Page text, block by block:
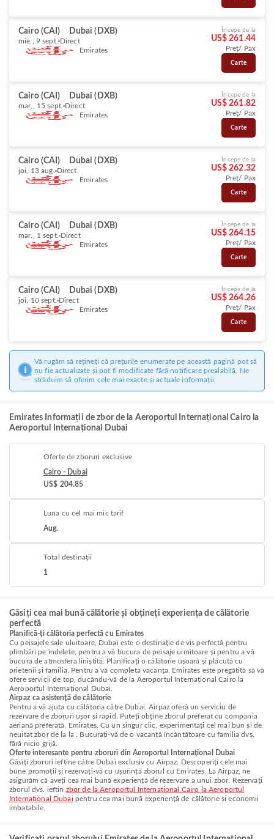
Cairo (CAI) Dubai (DXB)
mie., 9 sept. Direct
Emirates
Începe de la
US$ 261.44
Preț/ Pax
Carte
Cairo (CAI) Dubai (DXB)
mar., 15 sept. Direct
Emirates
Începe de la
US$ 261.82
Preț/ Pax
Carte
Cairo (CAI) Dubai (DXB)
joi, 13 aug. Direct
Emirates
Începe de la
US$ 262.32
Preț/ Pax
Carte
Cairo (CAI) Dubai (DXB)
mar., 1 sept. Direct
Emirates
Începe de la
US$ 264.15
Preț/ Pax
Carte
Cairo (CAI) Dubai (DXB)
joi, 10 sept. Direct
Emirates
Începe de la
US$ 264.26
Preț/ Pax
Carte
Vă rugăm să rețineți că prețurile enumerate pe această pagină pot să
nu fie actualizate și pot fi modificate fără notificare prealabilă. Ne
străduim să oferim cele mai exacte și actuale informații.
Emirates Informații de zbor de la Aeroportul Internațional Cairo la
Aeroportul Internațional Dubai
Oferte de zboruri exclusive
Cairo - Dubai
US$ 204.85
Luna cu cel mai mic tarif
Aug.
Total destinații
1
Găsiți cea mai bună călătorie și obțineți experiența de călătorie
perfectă
Planifică-ți călătoria perfectă cu Emirates
Cu peisajele sale uluitoare, Dubai este o destinație de vis perfectă pentru
plimbări pe îndelete, pentru a vă bucura de peisaje uimitoare și pentru a vă
bucura de atmosfera liniștită. Planificați o călătorie ușoară și plăcută cu
prietenii și familia. Pentru a vă completa vacanța, Emirates este pregătită să vă
ofere servicii de top, ducându-vă de la Aeroportul Internațional Cairo la
Aeroportul Internațional Dubai.
Airpaz ca asistență de călătorie
Pentru a vă ajuta cu călătoria către Dubai, Airpaz oferă un serviciu de
rezervare de zboruri ușor și rapid. Puteți obține zborul preferat cu compania
aeriană preferată, Emirates. Cu un singur clic, experimentați cel mai bun și de
neuitat zbor de la la . Bucurați-vă de o vacanță încântătoare cu familia dvs.
fără nicio grijă.
Oferte interesante pentru zboruri din Aeroportul Internațional Dubai
Găsiți zboruri ieftine către Dubai exclusiv cu Airpaz. Descoperiți cele mai
bune promoții și rezervați-vă cu ușurință zborul cu Emirates. La Airpaz, ne
asigurăm că aveți cea mai bună experiență de rezervare a unui zbor. Rezervați
zborul dvs. ieftin zbor de la Aeroportul Internațional Cairo la Aeroportul
Internațional Dubai pentru cea mai bună experiență de călătorie și economii
imbatabile.